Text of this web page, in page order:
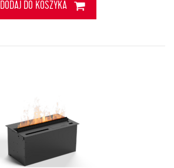
DODAJ DO KOSZYKA